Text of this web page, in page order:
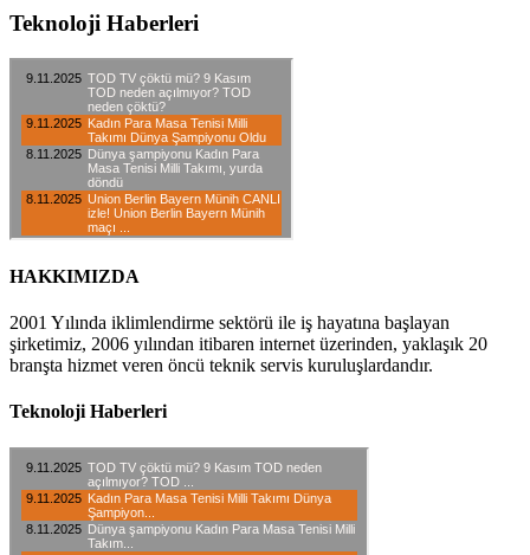
Teknoloji Haberleri
HAKKIMIZDA
2001 Yılında iklimlendirme sektörü ile iş hayatına başlayan
şirketimiz, 2006 yılından itibaren internet üzerinden, yaklaşık 20
branşta hizmet veren öncü teknik servis kuruluşlardandır.
Teknoloji Haberleri